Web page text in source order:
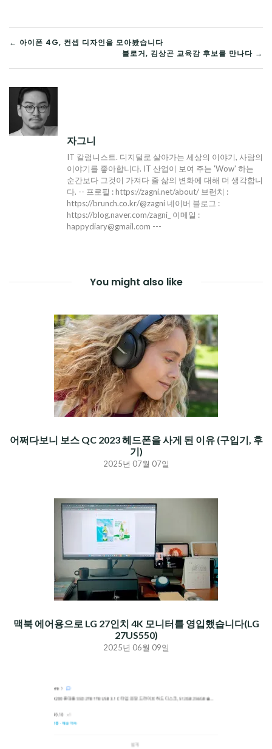
글
탐
색
← 아이폰 4G, 컨셉 디자인을 모아봤습니다
블로거, 김상곤 교육감 후보를 만나다 →
자그니
IT 칼럼니스트. 디지털로 살아가는 세상의 이야기, 사람의
이야기를 좋아합니다. IT 산업이 보여 주는 'Wow' 하는
순간보다 그것이 가져다 줄 삶의 변화에 대해 더 생각합니
다. -- 프로필 : https://zagni.net/about/ 브런치 :
https://brunch.co.kr/@zagni 네이버 블로그 :
https://blog.naver.com/zagni_ 이메일 :
happydiary@gmail.com ---
You might also like
어쩌다보니 보스 QC 2023 헤드폰을 사게 된 이유 (구입기, 후
기)
2025년 07월 07일
맥북 에어용으로 LG 27인치 4K 모니터를 영입했습니다(LG
27US550)
2025년 06월 09일